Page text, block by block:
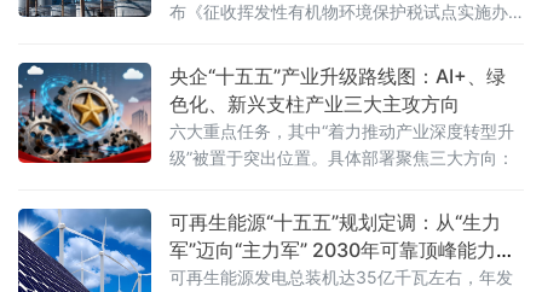
布《征收挥发性有机物环境保护税试点实施办
月1日起开展征收挥发性有机物环境保护税试
点，挥发性有机物将全部纳入征税范围。这标
志着我国绿色税制在大气污染治理领域迈出关
键一步。挥发性有机物是形成臭氧和细颗粒物
（PM2.5）的重要前体物，可引发雾霾、光化
央企“十五五”产业升级路线图：AI+、绿
色化、新兴支柱产业三大主攻方向
六大重点任务，其中“着力推动产业深度转型升
级”被置于突出位置。具体部署聚焦三大方向：
可再生能源“十五五”规划定调：从“生力
军”迈向“主力军” 2030年可靠顶峰能力新
增3亿千瓦
可再生能源发电总装机达35亿千瓦左右，年发